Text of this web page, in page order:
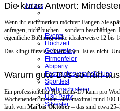
Anlass
Events
Hochzeit
Geburtstag
Firmenfeier
Abiparty
Fastnachtsveranstaltung
Sportfest
Weihnachtsfeier
Ü30 Party
Silvester
Die kurze Antwort:
Wenn ihr euch merken möchtet: Fangen Sie
anfragen, nicht buchen – sondern
eigentliche Buchung sollte idealerweise 12 bis
Das klingt für viele übertrieben. Ist es nicht.
Warum gute DJs so früh
Ein professioneller Hochzeits-DJ kann pro
Wochenenden im Jahr, also maximal rund 100
läuft von Mai bis Oktober – das sind etwa